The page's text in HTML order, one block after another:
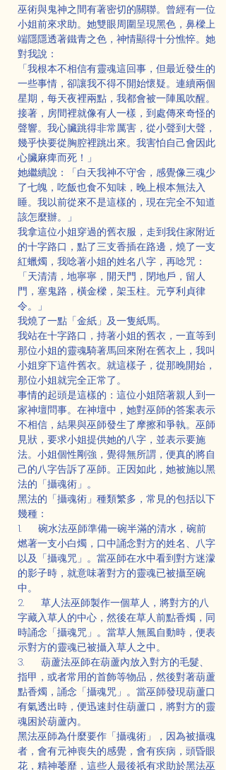
巫術與鬼神之間有著密切的關聯。曾經有一位
小姐前來求助。她雙眼周圍呈現黑色，鼻樑上
端隱隱透著鐵青之色，神情顯得十分憔悴。她
對我說：
「我根本不相信有靈魂這回事，但最近發生的
一些事情，卻讓我不得不開始懷疑。連續兩個
星期，每天夜裡兩點，我都會被一陣風吹醒。
接著，房間裡就像有人一樣，到處傳來奇怪的
聲響。我心臟跳得非常厲害，從小聲到大聲，
幾乎快要從胸腔裡跳出來。我害怕自己會因此
心臟麻痺而死！」
她繼續說：「白天我神不守舍，感覺像三魂少
了七魄，吃飯也食不知味，晚上根本無法入
睡。我以前從來不是這樣的，現在完全不知道
該怎麼辦。」
我拿這位小姐穿過的舊衣服，走到我住家附近
的十字路口，點了三支香插在路邊，燒了一支
紅蠟燭，我唸著小姐的姓名八字，再唸咒：
「天清清，地寧寧，開天門，閉地戶，留人
門，塞鬼路，橫金樑，架玉柱。元亨利貞律
令。」
我燒了一點「金紙」及一隻紙馬。
我站在十字路口，持著小姐的舊衣，一直等到
那位小姐的靈魂騎著馬回來附在舊衣上，我叫
小姐穿下這件舊衣。就這樣子，從那晚開始，
那位小姐就完全正常了。
事情的起頭是這樣的：這位小姐陪著親人到一
家神壇問事。在神壇中，她對巫師的答案表示
不相信，結果與巫師發生了摩擦和爭執。巫師
見狀，要求小姐提供她的八字，並表示要施
法。小姐個性剛強，覺得無所謂，便真的將自
己的八字告訴了巫師。正因如此，她被施以黑
法的「攝魂術」。
黑法的「攝魂術」種類繁多，常見的包括以下
幾種：
1.      碗水法巫師準備一碗半滿的清水，碗前
燃著一支小白燭，口中誦念對方的姓名、八字
以及「攝魂咒」。當巫師在水中看到對方迷濛
的影子時，就意味著對方的靈魂已被攝至碗
中。
2.      草人法巫師製作一個草人，將對方的八
字藏入草人的中心，然後在草人前點香燭，同
時誦念「攝魂咒」。當草人無風自動時，便表
示對方的靈魂已被攝入草人之中。
3.      葫蘆法巫師在葫蘆內放入對方的毛髮、
指甲，或者常用的首飾等物品，然後對著葫蘆
點香燭，誦念「攝魂咒」。當巫師發現葫蘆口
有氣透出時，便迅速封住葫蘆口，將對方的靈
魂困於葫蘆內。
黑法巫師為什麼要作「攝魂術」，因為被攝魂
者，會有元神喪失的感覺，會有疾病，頭昏眼
花，精神萎靡，這些人最後祇有求助於黑法巫